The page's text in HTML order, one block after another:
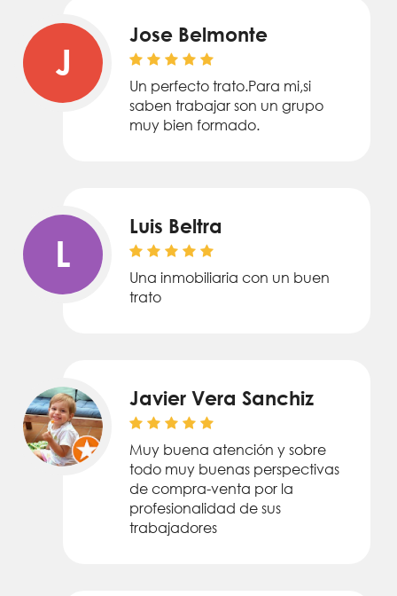
J
Jose Belmonte
Un perfecto trato.Para mi,si
saben trabajar son un grupo
muy bien formado.
L
Luis Beltra
Una inmobiliaria con un buen
trato
Javier Vera Sanchiz
Muy buena atención y sobre
todo muy buenas perspectivas
de compra-venta por la
profesionalidad de sus
trabajadores